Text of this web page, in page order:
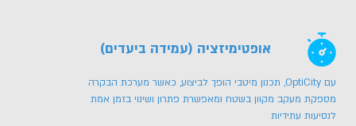
אופטימיזציה (עמידה ביעדים)
עם OptiCity, תכנון מיטבי הופך לביצוע, כאשר מערכת הבקרה
מספקת מעקב מקוון בשטח ומאפשרת פתרון ושינוי בזמן אמת
לנסיעות עתידיות